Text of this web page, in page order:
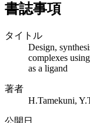
書誌事項
タイトル
Design,
complexes
as a ligand
著者
H.Tamekuni,
公開日